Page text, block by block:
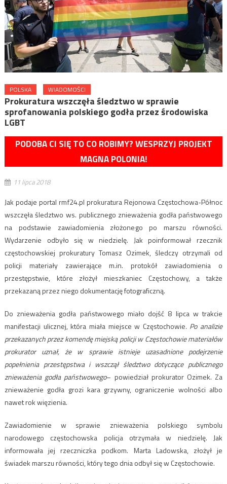
POLSKA WIADOMOŚCI
Prokuratura wszczęła śledztwo w sprawie
sprofanowania polskiego godła przez środowiska
LGBT
PODOBA CI SIĘ TO CO ROBIMY? WESPRZYJ PROJEKT
MAGNA POLONIA!
11 lipca 2018
Jak podaje portal rmf24.pl prokuratura Rejonowa Częstochowa-Północ
wszczęła śledztwo ws. publicznego znieważenia godła państwowego
na podstawie zawiadomienia złożonego po marszu równości.
Wydarzenie odbyło się w niedzielę. Jak poinformował rzecznik
częstochowskiej prokuratury Tomasz Ozimek, śledczy otrzymali od
policji materiały zawierające m.in. protokół zawiadomienia o
przestępstwie, które złożył mieszkaniec Częstochowy, a także
przekazaną przez niego dokumentację fotograficzną.
Do znieważenia godła państwowego miało dojść 8 lipca w trakcie
manifestacji ulicznej, która miała miejsce w Częstochowie. Po analizie
przekazanych przez komendę miejską policji w Częstochowie materiałów
prokurator uznał, że w sprawie istnieje uzasadnione podejrzenie
popełnienia przestępstwa i wszczął śledztwo dotyczące publicznego
znieważenia godła państwowego– powiedział prokurator Ozimek. Za
znieważenie godła grozi kara grzywny, ograniczenie wolności albo
nawet rok więzienia.
Zawiadomienie w sprawie znieważenia polskiego symbolu
narodowego częstochowska policja otrzymała w niedzielę. Jak
informowała jej rzeczniczka podkom. Marta Ladowska, złożył je
świadek marszu równości, który tego dnia odbył się w Częstochowie.